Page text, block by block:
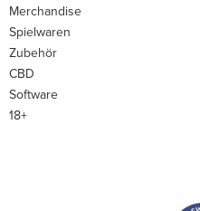
Merchandise
Spielwaren
Zubehör
CBD
Software
18+